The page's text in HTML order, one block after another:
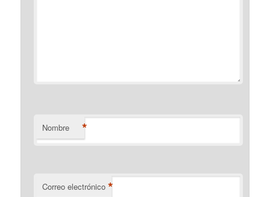
Nombre *
Correo electrónico *